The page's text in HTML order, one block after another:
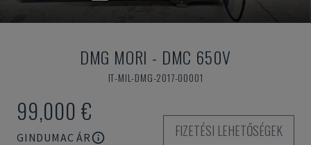
DMG MORI - DMC 650V
IT-MIL-DMG-2017-00001
99,000 €
GINDUMAC ÁR
FIZETÉSI LEHETŐSÉGEK